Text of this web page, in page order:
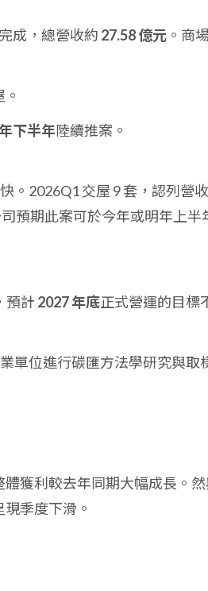
成，總營收約 27.58 億元 。商
下半年陸續推案。
。2026Q1 交屋 9 套，認列營
司預期此案可於今年或明年上半
預計 2027 年底正式營運的目標
單位進行碳匯方法學研究與取
獲利較去年同期大幅成長。
季度下滑。